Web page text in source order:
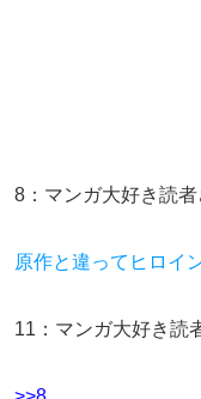
8 ： マンガ大好き読者
原作と違ってヒロイ
11 ： マンガ大好き読